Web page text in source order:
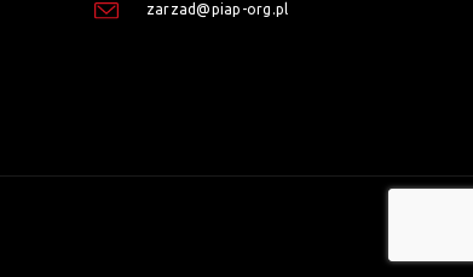
zarzad@piap-org.pl